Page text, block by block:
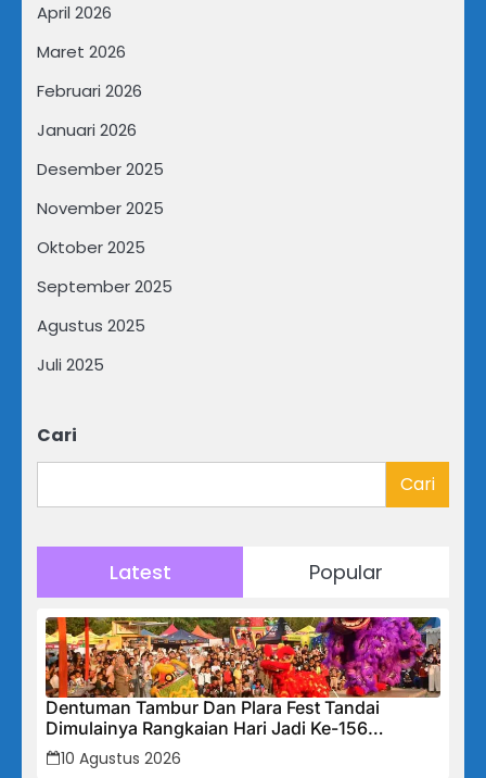
April 2026
Maret 2026
Februari 2026
Januari 2026
Desember 2025
November 2025
Oktober 2025
September 2025
Agustus 2025
Juli 2025
Cari
Cari
Latest Popular
Dentuman Tambur Dan Plara Fest Tandai
Dimulainya Rangkaian Hari Jadi Ke-156
Kabupaten Sukabumi
10 Agustus 2026